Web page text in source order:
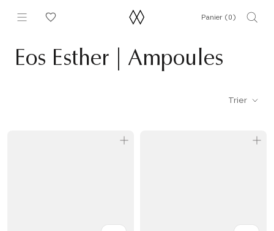
Panier (0)
Eos Esther | Ampoules
Trier